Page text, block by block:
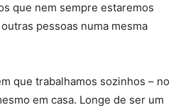
que nem sempre estaremos
pessoas numa mesma
que trabalhamos sozinhos – no
em casa. Longe de ser um